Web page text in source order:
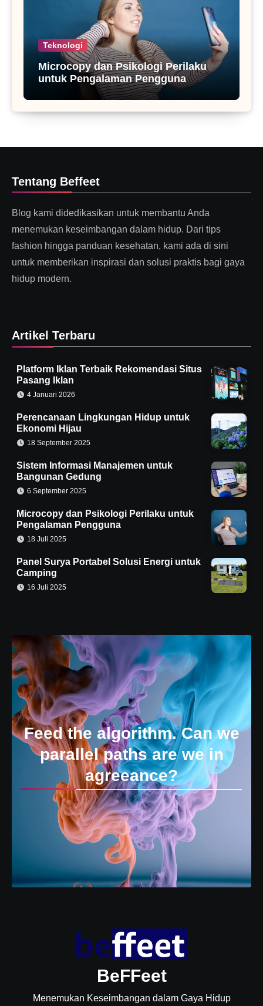
Teknologi
Microcopy dan Psikologi Perilaku
untuk Pengalaman Pengguna
Tentang Beffeet
Blog kami didedikasikan untuk membantu Anda
menemukan keseimbangan dalam hidup. Dari tips
fashion hingga panduan kesehatan, kami ada di sini
untuk memberikan inspirasi dan solusi praktis bagi gaya
hidup modern.
Artikel Terbaru
Platform Iklan Terbaik Rekomendasi Situs
Pasang Iklan
4 Januari 2026
Perencanaan Lingkungan Hidup untuk
Ekonomi Hijau
18 September 2025
Sistem Informasi Manajemen untuk
Bangunan Gedung
6 September 2025
Microcopy dan Psikologi Perilaku untuk
Pengalaman Pengguna
18 Juli 2025
Panel Surya Portabel Solusi Energi untuk
Camping
16 Juli 2025
Feed the algorithm. Can we
parallel paths are we in
agreeance?
BeFFeet
Menemukan Keseimbangan dalam Gaya Hidup